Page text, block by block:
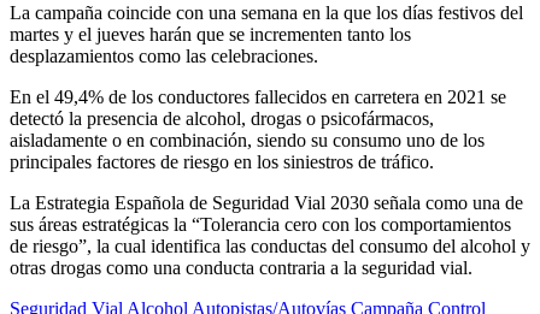
La campaña coincide con una semana en la que los días festivos del
martes y el jueves harán que se incrementen tanto los
desplazamientos como las celebraciones.
En el 49,4% de los conductores fallecidos en carretera en 2021 se
detectó la presencia de alcohol, drogas o psicofármacos,
aisladamente o en combinación, siendo su consumo uno de los
principales factores de riesgo en los siniestros de tráfico.
La Estrategia Española de Seguridad Vial 2030 señala como una de
sus áreas estratégicas la “Tolerancia cero con los comportamientos
de riesgo”, la cual identifica las conductas del consumo del alcohol y
otras drogas como una conducta contraria a la seguridad vial.
Seguridad Vial Alcohol Autopistas/Autovías Campaña Control